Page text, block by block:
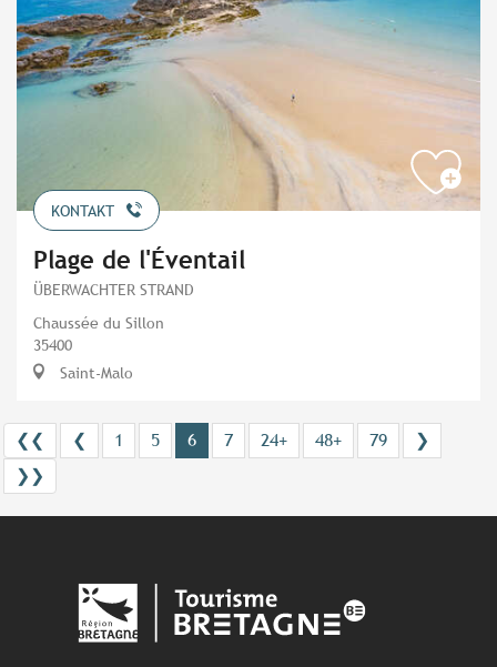
KONTAKT
Plage de l'Éventail
ÜBERWACHTER STRAND
Chaussée du Sillon
35400
Saint-Malo
❮❮ ❮ 1 5 6 7 24+ 48+ 79
❯
❯❯